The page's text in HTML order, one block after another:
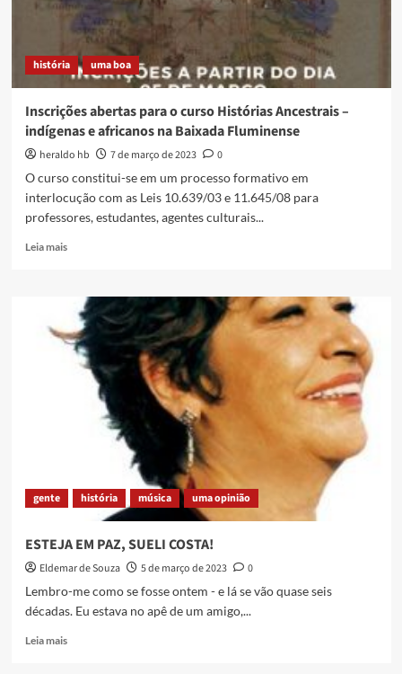
história uma boa
Inscrições abertas para o curso Histórias Ancestrais –
indígenas e africanos na Baixada Fluminense
heraldo hb 7 de março de 2023
0
O curso constitui-se em um processo formativo em
interlocução com as Leis 10.639/03 e 11.645/08 para
professores, estudantes, agentes culturais...
Leia maisRead
Inscrições
abertas
para
o
curso
Histórias
Ancestrais
indígenas
Baixada
Fluminense
gente história música uma opinião
ESTEJA EM PAZ, SUELI COSTA!
Eldemar de Souza 5 de março de 2023
0
Lembro-me como se fosse ontem - e lá se vão quase seis
décadas. Eu estava no apê de um amigo,...
Leia maisRead